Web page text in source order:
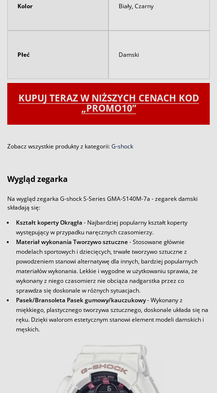
Kolor Biały, Czarny
Płeć Damski
KUPUJ TERAZ W NIŻSZYCH CENACH KOD
„PROMO10”
Zobacz wszystkie produkty z kategorii:G-shock
Wygląd zegarka
Na wygląd zegarka G-shock S-Series GMA-S140M-7a - zegarek damski
składają się:
Kształt koperty Okrągła - Najbardziej popularny kształt koperty
występujący w przypadku naręcznych czasomierzy.
Materiał wykonania Tworzywo sztuczne- Stosowane głównie
modelach sportowych i dziecięcych, trwałe tworzywo sztuczne z
powodzeniem stanowi alternatywę dla innych, bardziej popularnych
materiałów wykonania. Lekkie i wygodne w użytkowaniu sprawia, że
wykonany z niego czasomierz nie obciąża nadgarstka przez co
sprawdza się doskonale w różnych sytuacjach.
Pasek/Bransoleta Pasek gumowy/kauczukowy- Wykonany z
miękkiego, plastycznego tworzywa sztucznego, doskonale układa się na
ręku. Dzięki walorom estetycznym stanowi element modeli damskich i
męskich.